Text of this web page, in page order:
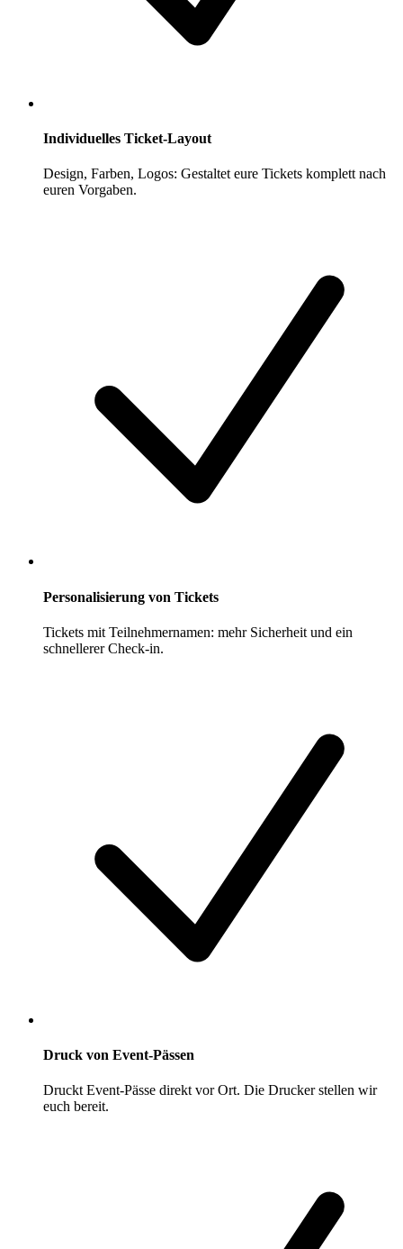
Individuelles Ticket-Layout
Design, Farben, Logos: Gestaltet eure Tickets komplett nach
euren Vorgaben.
Personalisierung von Tickets
Tickets mit Teilnehmernamen: mehr Sicherheit und ein
schnellerer Check-in.
Druck von Event-Pässen
Druckt Event-Pässe direkt vor Ort. Die Drucker stellen wir
euch bereit.